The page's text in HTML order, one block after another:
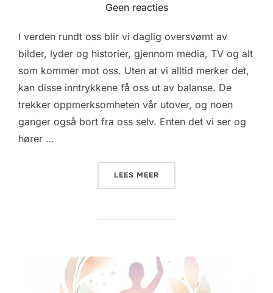
Geen reacties
I verden rundt oss blir vi daglig oversvømt av
bilder, lyder og historier, gjennom media, TV og alt
som kommer mot oss. Uten at vi alltid merker det,
kan disse inntrykkene få oss ut av balanse. De
trekker oppmerksomheten vår utover, og noen
ganger også bort fra oss selv. Enten det vi ser og
hører …
LEES MEER